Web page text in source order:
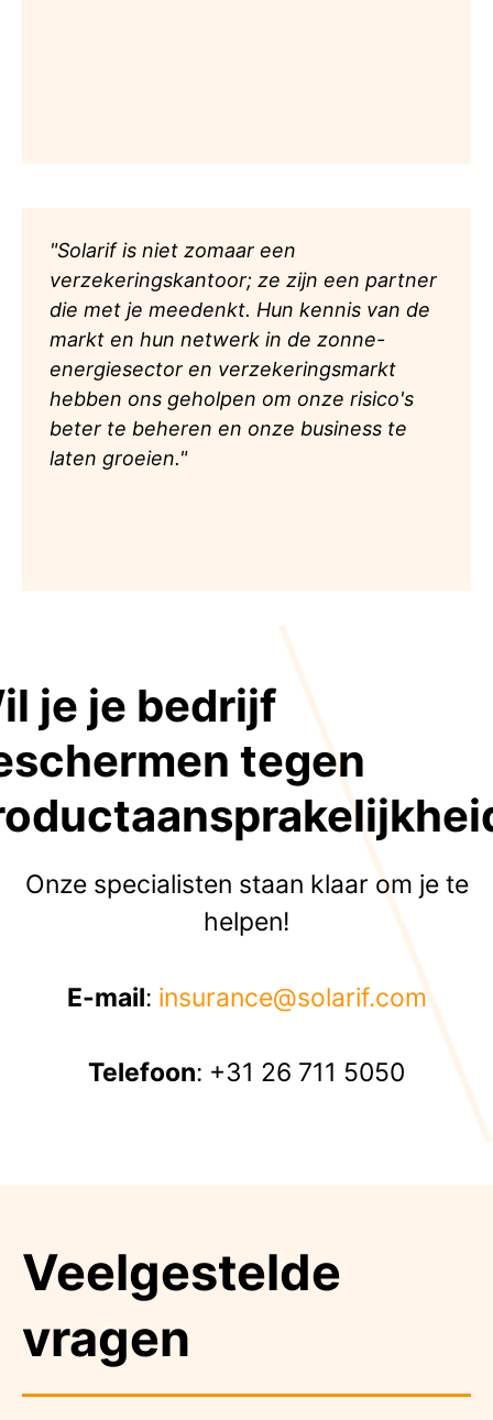
"Solarif is niet zomaar een
verzekeringskantoor; ze zijn een partner
die met je meedenkt. Hun kennis van de
markt en hun netwerk in de zonne-
energiesector en verzekeringsmarkt
hebben ons geholpen om onze risico's
beter te beheren en onze business te
laten groeien."
je je bedrijf
tegen
Onze specialisten staan klaar om je te
helpen!
E-mail: insurance@solarif.com
Telefoon: +31 26 711 5050
Veelgestelde
vragen